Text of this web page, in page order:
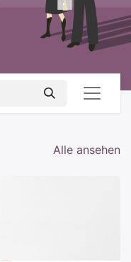
Alle ansehen